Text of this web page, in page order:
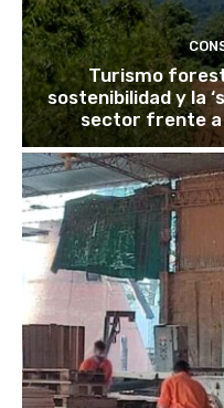
Turismo
sostenibilidad y la
sector frente a